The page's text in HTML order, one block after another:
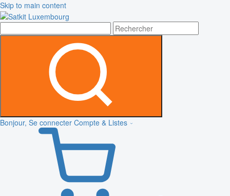
Skip to main content
Bonjour, Se connecter Compte & Listes